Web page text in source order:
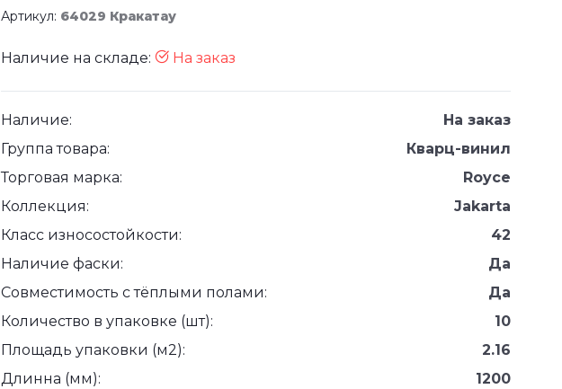
Артикул: 64029 Кракатау
Наличие на складе: На заказ
Наличие:
На заказ
Группа товара:
Кварц-винил
Торговая марка:
Royce
Коллекция:
Jakarta
Класс износостойкости:
42
Наличие фаски:
Да
Совместимость с тёплыми полами:
Да
Количество в упаковке (шт):
10
Площадь упаковки (м2):
2.16
Длинна (мм):
1200